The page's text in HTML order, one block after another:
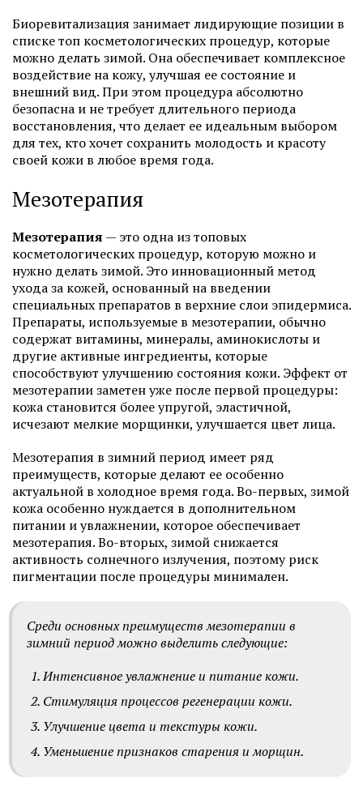
Биоревитализация занимает лидирующие позиции в
списке топ косметологических процедур, которые
можно делать зимой. Она обеспечивает комплексное
воздействие на кожу, улучшая ее состояние и
внешний вид. При этом процедура абсолютно
безопасна и не требует длительного периода
восстановления, что делает ее идеальным выбором
для тех, кто хочет сохранить молодость и красоту
своей кожи в любое время года.
Мезотерапия
Мезотерапия — это одна из топовых
косметологических процедур, которую можно и
нужно делать зимой. Это инновационный метод
ухода за кожей, основанный на введении
специальных препаратов в верхние слои эпидермиса.
Препараты, используемые в мезотерапии, обычно
содержат витамины, минералы, аминокислоты и
другие активные ингредиенты, которые
способствуют улучшению состояния кожи. Эффект от
мезотерапии заметен уже после первой процедуры:
кожа становится более упругой, эластичной,
исчезают мелкие морщинки, улучшается цвет лица.
Мезотерапия в зимний период имеет ряд
преимуществ, которые делают ее особенно
актуальной в холодное время года. Во-первых, зимой
кожа особенно нуждается в дополнительном
питании и увлажнении, которое обеспечивает
мезотерапия. Во-вторых, зимой снижается
активность солнечного излучения, поэтому риск
пигментации после процедуры минимален.
Среди основных преимуществ мезотерапии в
зимний период можно выделить следующие:
Интенсивное увлажнение и питание кожи.
Стимуляция процессов регенерации кожи.
Улучшение цвета и текстуры кожи.
Уменьшение признаков старения и морщин.